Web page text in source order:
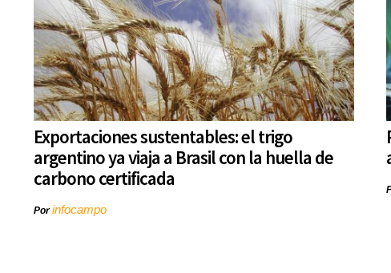
Exportaciones sustentables: el trigo
argentino ya viaja a Brasil con la huella de
carbono certificada
Porinfocampo